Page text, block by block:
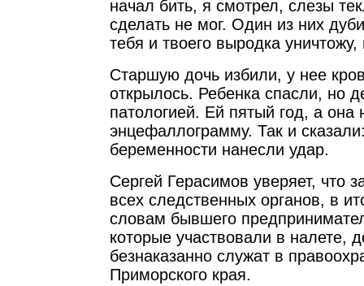
начал бить, я смотрел, слезы
сделать не мог. Один из них
тебя и твоего выродка
Старшую дочь избили, у нее
открылось. Ребенка спасли, но
патологией. Ей пятый год, а она
энцефаллограмму. Так и
беременности нанесли удар.
Сергей Герасимов уверяет, что
всех следственных органов, в
словам бывшего
которые участвовали в налете,
безнаказанно служат в
Приморского края.